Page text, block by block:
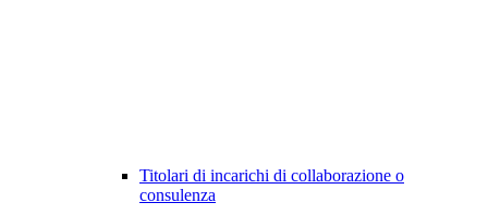
Titolari di incarichi di collaborazione o
consulenza